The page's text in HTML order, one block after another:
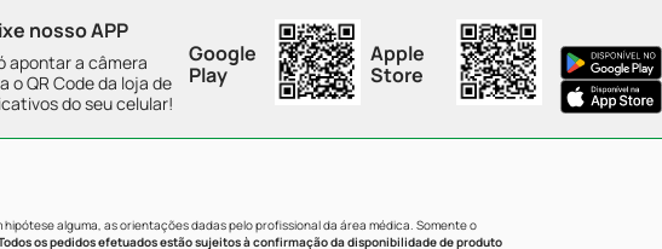
nosso APP
apontar a câmera
o QR Code da loja de
do seu celular!
Google
Play
Apple
Store
alguma, as orientações dadas pelo profissional da área médica. Somente o
os pedidos efetuados estão sujeitos à confirmação da disponibilidade de produto